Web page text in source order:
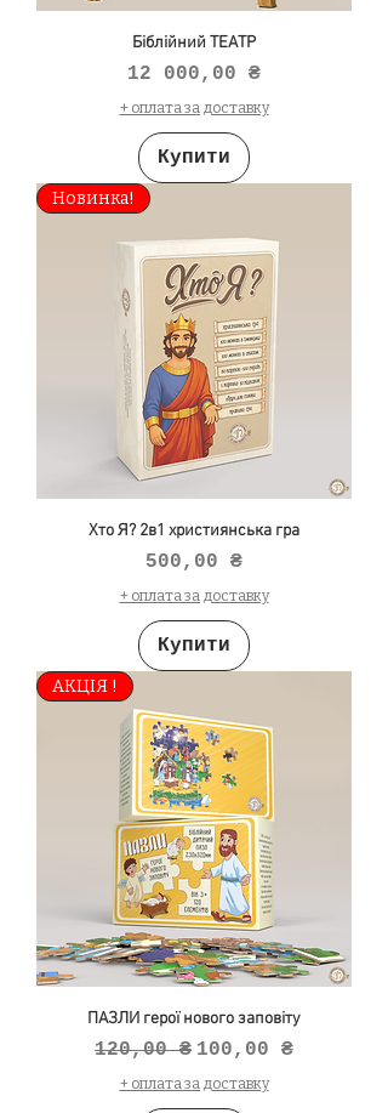
Біблійний ТЕАТР
Ціна
12 000,00 ₴
+ оплата за доставку
Купити
Новинка!
Хто Я? 2в1 християнська гра
Ціна
500,00 ₴
+ оплата за доставку
Купити
АКЦІЯ !
ПАЗЛИ герої нового заповіту
Звичайна ціна
120,00 ₴ За розпродажем
100,00 ₴
+ оплата за доставку